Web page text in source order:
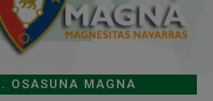
OSASUNA MAGNA